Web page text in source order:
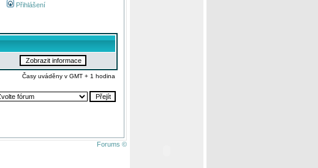
Přihlášení
Časy uváděny v GMT + 1 hodina
Forums ©